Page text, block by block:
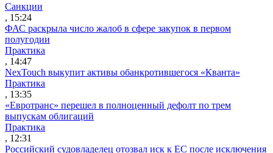
Санкции
, 15:24
ФАС раскрыла число жалоб в сфере закупок в первом
полугодии
Практика
, 14:47
NexTouch выкупит активы обанкротившегося «Кванта»
Практика
, 13:35
«Евротранс» перешел в полноценный дефолт по трем
выпускам облигаций
Практика
, 12:31
Российский судовладелец отозвал иск к ЕС после исключения